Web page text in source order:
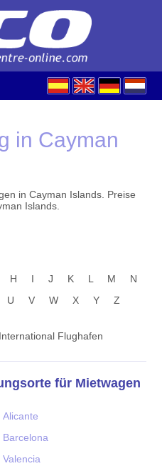
in Cayman
in Cayman Islands. Preise
Islands.
H I J K L M
N
U V W X Y Z
Flughafen
für Mietwagen
Alicante
Barcelona
Valencia